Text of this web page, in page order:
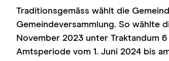
Traditionsgemäss wählt die
Gemeindeversammlung. So wählte
November 2023 unter Traktandum
Amtsperiode vom 1. Juni 2024 bis